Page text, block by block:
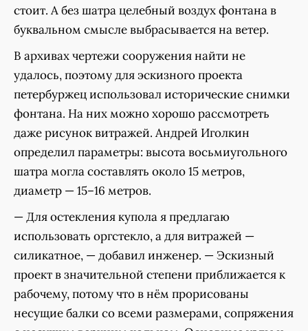
стоит. А без шатра целебный воздух фонтана в
буквальном смысле выбрасывается на ветер.
В архивах чертежи сооружения найти не
удалось, поэтому для эскизного проекта
петербуржец использовал исторические снимки
фонтана. На них можно хорошо рассмотреть
даже рисунок витражей. Андрей Иголкин
определил параметры: высота восьмиугольного
шатра могла составлять около 15 метров,
диаметр — 15–16 метров.
— Для остекления купола я предлагаю
использовать оргстекло, а для витражей —
силикатное, — добавил инженер. — Эскизный
проект в значительной степени приближается к
рабочему, потому что в нём прорисованы
несущие балки со всеми размерами, сопряжения